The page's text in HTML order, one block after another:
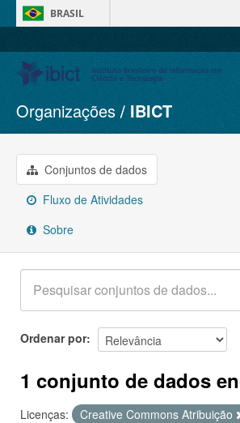
BRASIL
Conjuntos de dados
Organizações
Grupos
Sobre
Organizações IBICT
Conjuntos de dados
Fluxo de Atividades
Sobre
Ordenar por
1 conjunto de dados
Licenças: Creative Commons Atribuição